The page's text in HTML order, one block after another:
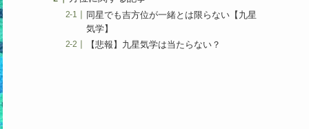
同星でも吉方位が一緒とは限らない【九星
気学】
【悲報】九星気学は当たらない？